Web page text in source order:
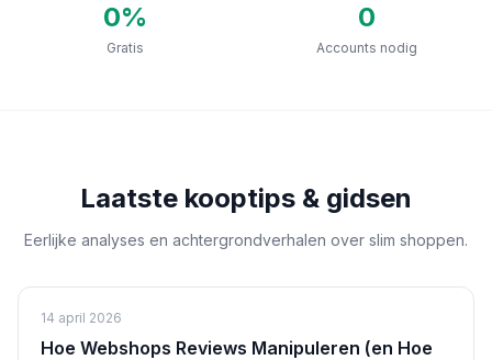
0%
Gratis
0
Accounts nodig
Laatste kooptips & gidsen
Eerlijke analyses en achtergrondverhalen over slim shoppen.
14 april 2026
Hoe Webshops Reviews Manipuleren (en Hoe